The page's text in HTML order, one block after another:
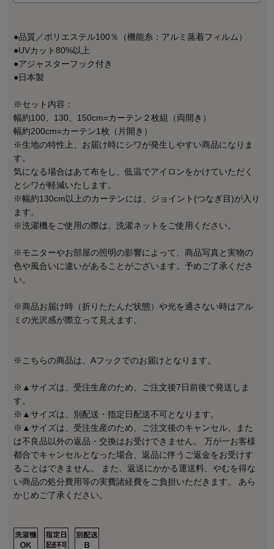
●品質／ポリエステル100％（機能糸：アルミ蒸着フィルム）
●UVカット80%以上
●アジャスターフック付き
●日本製
※セット内容：
幅約100、130、150cm=カーテン２枚組（両開き）
幅約200cm=カーテン1枚（片開き）
※生地の特性上、お届け時にシワが発生しやすい商品になりま
す。
気になる場合はあて布をし、低温でアイロンをかけていただく
とシワが軽減いたします。
※幅約130cm以上のカーテンには、ジョイント(つなぎ目)が入り
ます。
※洗濯機をご使用の際は、洗濯ネットをご使用ください。
※モニターやお部屋の照明の影響によって、商品写真と実物の
色や風合いに違いがあることがございます。予めご了承くださ
い。
※商品お届け時（折りたたんだ状態）や光を通さない時はアル
ミの光沢感が際立って見えます。
※こちらの商品は、Aフックでのお届けとなります。
※▲サイズは、受注生産のため、ご注文後7日前後で発送しま
す。
※▲サイズは、別配送・指定日配送不可となります。
※▲サイズは、受注生産のため、ご注文後のキャンセル、また
は不良品以外の返品・交換はお受けできません。 万が一お客様
都合でキャンセルとなった場合、返品に伴うご返金をお受けす
ることはできません。 また、返送にかかる運送料、やむを得な
い商品の処分費用等の実費諸経費をご負担いただきます。 あら
かじめご了承ください。